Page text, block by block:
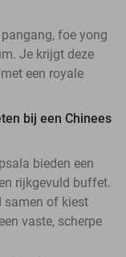
foe yong
Je krijgt deze
een royale
bij een Chinees
bieden een
rijkgevuld buffet.
samen of kiest
vaste, scherpe